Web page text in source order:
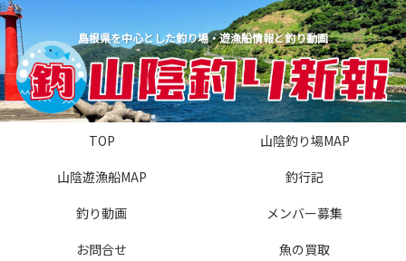
島根県を中心とした釣り場・遊漁船情報と釣り動画
TOP
山陰釣り場MAP
山陰遊漁船MAP
釣行記
釣り動画
メンバー募集
お問合せ
魚の買取